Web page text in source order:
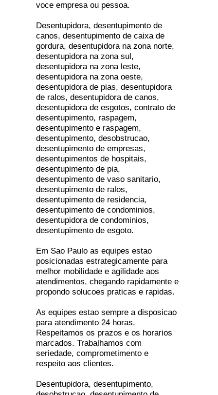
voce empresa ou pessoa.
Desentupidora, desentupimento de
canos, desentupimento de caixa de
gordura, desentupidora na zona norte,
desentupidora na zona sul,
desentupidora na zona leste,
desentupidora na zona oeste,
desentupidora de pias, desentupidora
de ralos, desentupidora de canos,
desentupidora de esgotos, contrato de
desentupimento, raspagem,
desentupimento e raspagem,
desentupimento, desobstrucao,
desentupimento de empresas,
desentupimentos de hospitais,
desentupimento de pia,
desentupimento de vaso sanitario,
desentupimento de ralos,
desentupimento de residencia,
desentupimento de condominios,
desentupidora de condominios,
desentupimento de esgoto.
Em Sao Paulo as equipes estao
posicionadas estrategicamente para
melhor mobilidade e agilidade aos
atendimentos, chegando rapidamente e
propondo solucoes praticas e rapidas.
As equipes estao sempre a disposicao
para atendimento 24 horas.
Respeitamos os prazos e os horarios
marcados. Trabalhamos com
seriedade, comprometimento e
respeito aos clientes.
Desentupidora, desentupimento,